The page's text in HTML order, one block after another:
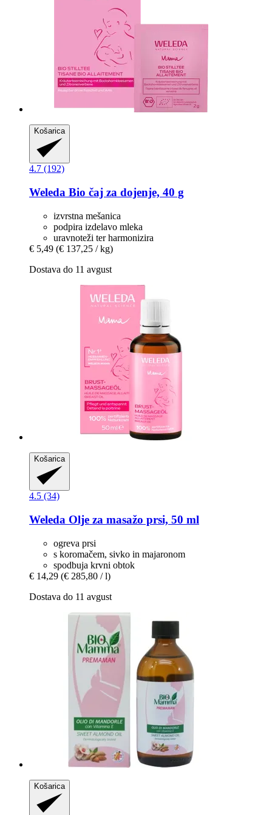
Košarica
4.7 (192)
Weleda Bio čaj za dojenje, 40 g
izvrstna mešanica
podpira izdelavo mleka
uravnoteži ter harmonizira
€ 5,49 (€ 137,25 / kg)
Dostava do 11 avgust
Košarica
4.5 (34)
Weleda Olje za masažo prsi, 50 ml
ogreva prsi
s koromačem, sivko in majaronom
spodbuja krvni obtok
€ 14,29 (€ 285,80 / l)
Dostava do 11 avgust
Košarica